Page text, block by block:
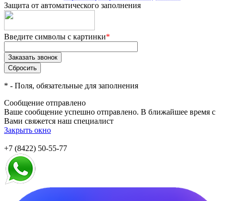
Защита от автоматического заполнения
Введите символы с картинки*
* - Поля, обязательные для заполнения
Сообщение отправлено
Ваше сообщение успешно отправлено. В ближайшее время с
Вами свяжется наш специалист
Закрыть окно
+7 (8422) 50-55-77